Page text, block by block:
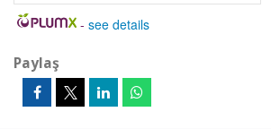
- see details
Paylaş